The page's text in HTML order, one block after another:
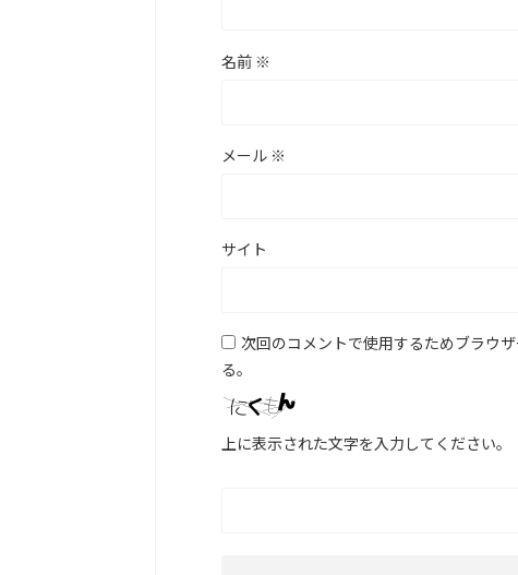
名前 ※
メール ※
サイト
次回のコメントで使用するためブラウ
る。
上に表示された文字を入力してください。